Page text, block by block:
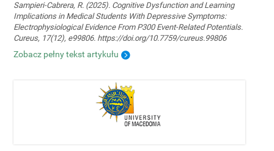
Sampieri-Cabrera, R. (2025). Cognitive Dysfunction and Learning
Implications in Medical Students With Depressive Symptoms:
Electrophysiological Evidence From P300 Event-Related Potentials.
Cureus, 17(12), e99806. https://doi.org/10.7759/cureus.99806
Zobacz pełny tekst artykułu